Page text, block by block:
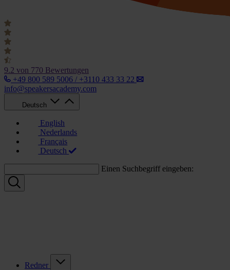
9.2 von 770 Bewertungen
+49 800 589 5006 / +3110 433 33 22
info@speakersacademy.com
Deutsch
English
Nederlands
Français
Deutsch
Einen Suchbegriff eingeben:
Redner